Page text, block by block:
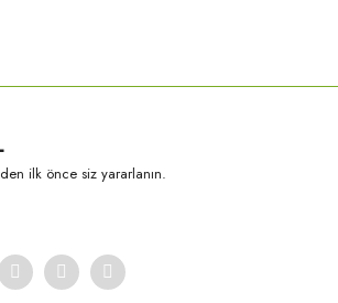
bulunuyor.
ilk önce siz yararlanın.